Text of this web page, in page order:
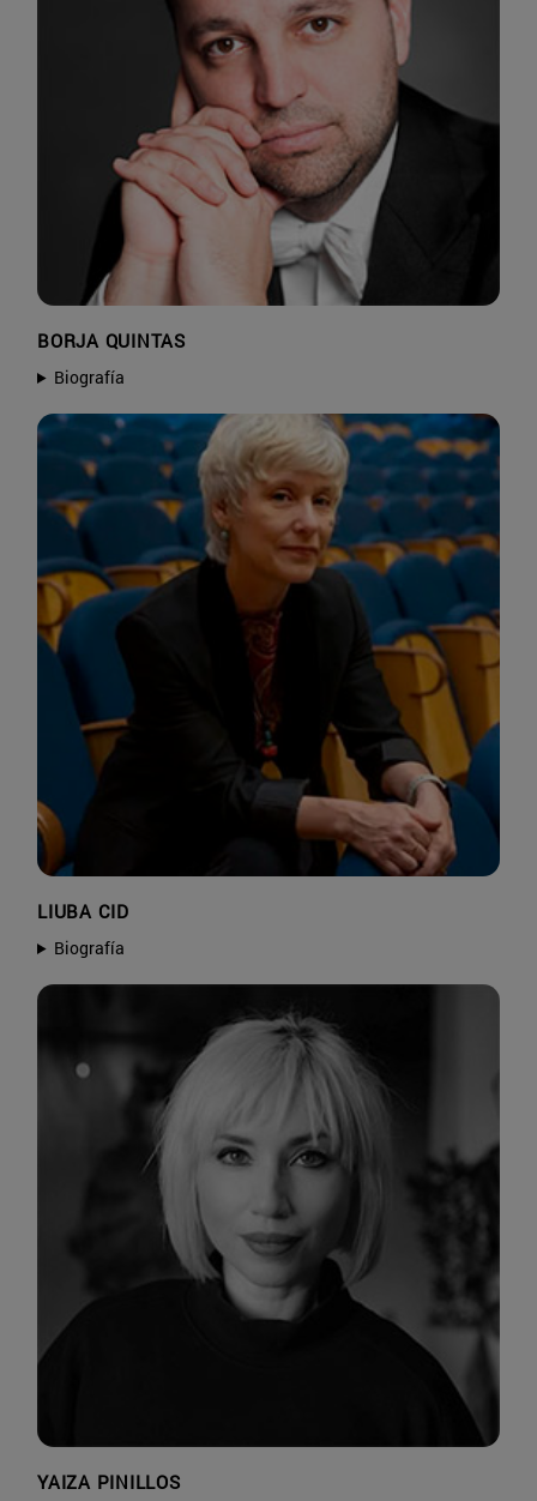
BORJA QUINTAS
Biografía
LIUBA CID
Biografía
YAIZA PINILLOS